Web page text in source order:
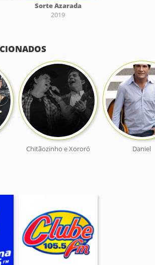
Sorte Azarada
2019
Chitãozinho e Xororó Daniel